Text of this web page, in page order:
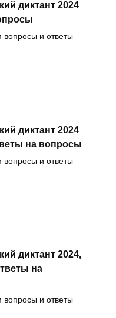
диктант 2024
вопросы и ответы
диктант 2024
на вопросы
вопросы и ответы
диктант 2024,
на
вопросы и ответы